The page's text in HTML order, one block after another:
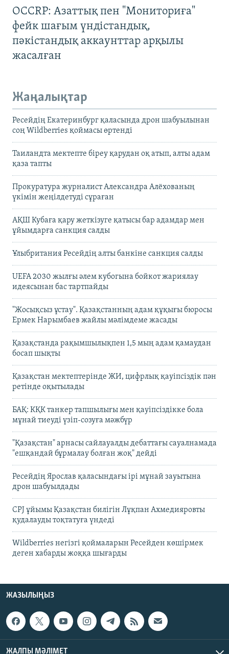
OCCRP: Азаттық пен "Мониториға"
фейк шағым үндістандық,
пәкістандық аккаунттар арқылы
жасалған
Жаңалықтар
Ресейдің Екатеринбург қаласында дрон шабуылынан
соң Wildberries қоймасы өртенді
Таиландта мектепте біреу қарудан оқ атып, алты адам
қаза тапты
Прокуратура журналист Александра Алёхованың
үкімін жеңілдетуді сұраған
АҚШ Кубаға қару жеткізуге қатысы бар адамдар мен
ұйымдарға санкция салды
Ұлыбритания Ресейдің алты банкіне санкция салды
UEFA 2030 жылғы әлем кубогына бойкот жариялау
идеясынан бас тартпайды
"Жосықсыз ұстау". Қазақстанның адам құқығы бюросы
Ермек Нарымбаев жайлы мәлімдеме жасады
Қазақстанда рақымшылықпен 1,5 мың адам қамаудан
босап шықты
Қазақстан мектептерінде ЖИ, цифрлық қауіпсіздік пән
ретінде оқытылады
БАҚ: КҚК танкер тапшылығы мен қауіпсіздікке бола
мұнай тиеуді үзіп-созуға мәжбүр
"Қазақстан" арнасы сайлауалды дебаттағы сауалнамада
"ешқандай бұрмалау болған жоқ" дейді
Ресейдің Ярослав қаласындағы ірі мұнай зауытына
дрон шабуылдады
CPJ ұйымы Қазақстан билігін Лұқпан Ахмедияровты
қудалауды тоқтатуға үндеді
Wildberries негізгі қоймаларын Ресейден көшірмек
деген хабарды жоққа шығарды
ЖАЗЫЛЫҢЫЗ
ЖАЛПЫ МӘЛІМЕТ